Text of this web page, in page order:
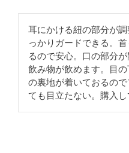
耳にかける紐の部分が
っかりガードできる。
るので安心。口の部分
飲み物が飲めます。目
の裏地が着いておるの
ても目立たない。購入